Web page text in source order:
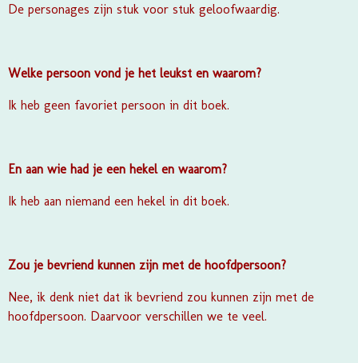
De personages zijn stuk voor stuk geloofwaardig.
Welke persoon vond je het leukst en waarom?
Ik heb geen favoriet persoon in dit boek.
En aan wie had je een hekel en waarom?
Ik heb aan niemand een hekel in dit boek.
Zou je bevriend kunnen zijn met de hoofdpersoon?
Nee, ik denk niet dat ik bevriend zou kunnen zijn met de
hoofdpersoon. Daarvoor verschillen we te veel.